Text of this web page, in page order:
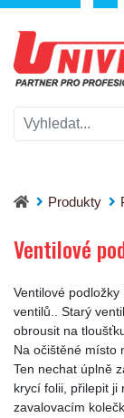
Produkty
Ventilové
Ventilové
Ventilové
ventilů.. Starý
obrousit na
Na očištěné místo
Ten nechat úplně
krycí folii, přilepit ji
zavalovacím